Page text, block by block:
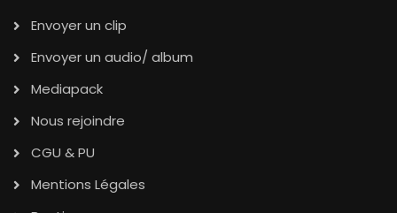
Envoyer un clip
Envoyer un audio/ album
Mediapack
Nous rejoindre
CGU & PU
Mentions Légales